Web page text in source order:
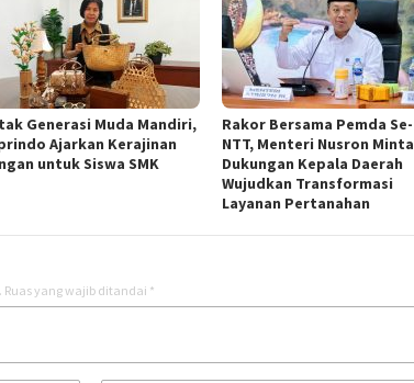
Generasi Muda Mandiri,
Ajarkan Kerajinan
untuk Siswa SMK
‎Rakor Bersama Pemda Se-
NTT, Menteri Nusron Minta
Dukungan Kepala Daerah
Wujudkan Transformasi
Layanan Pertanahan
Ruas yang wajib ditandai *